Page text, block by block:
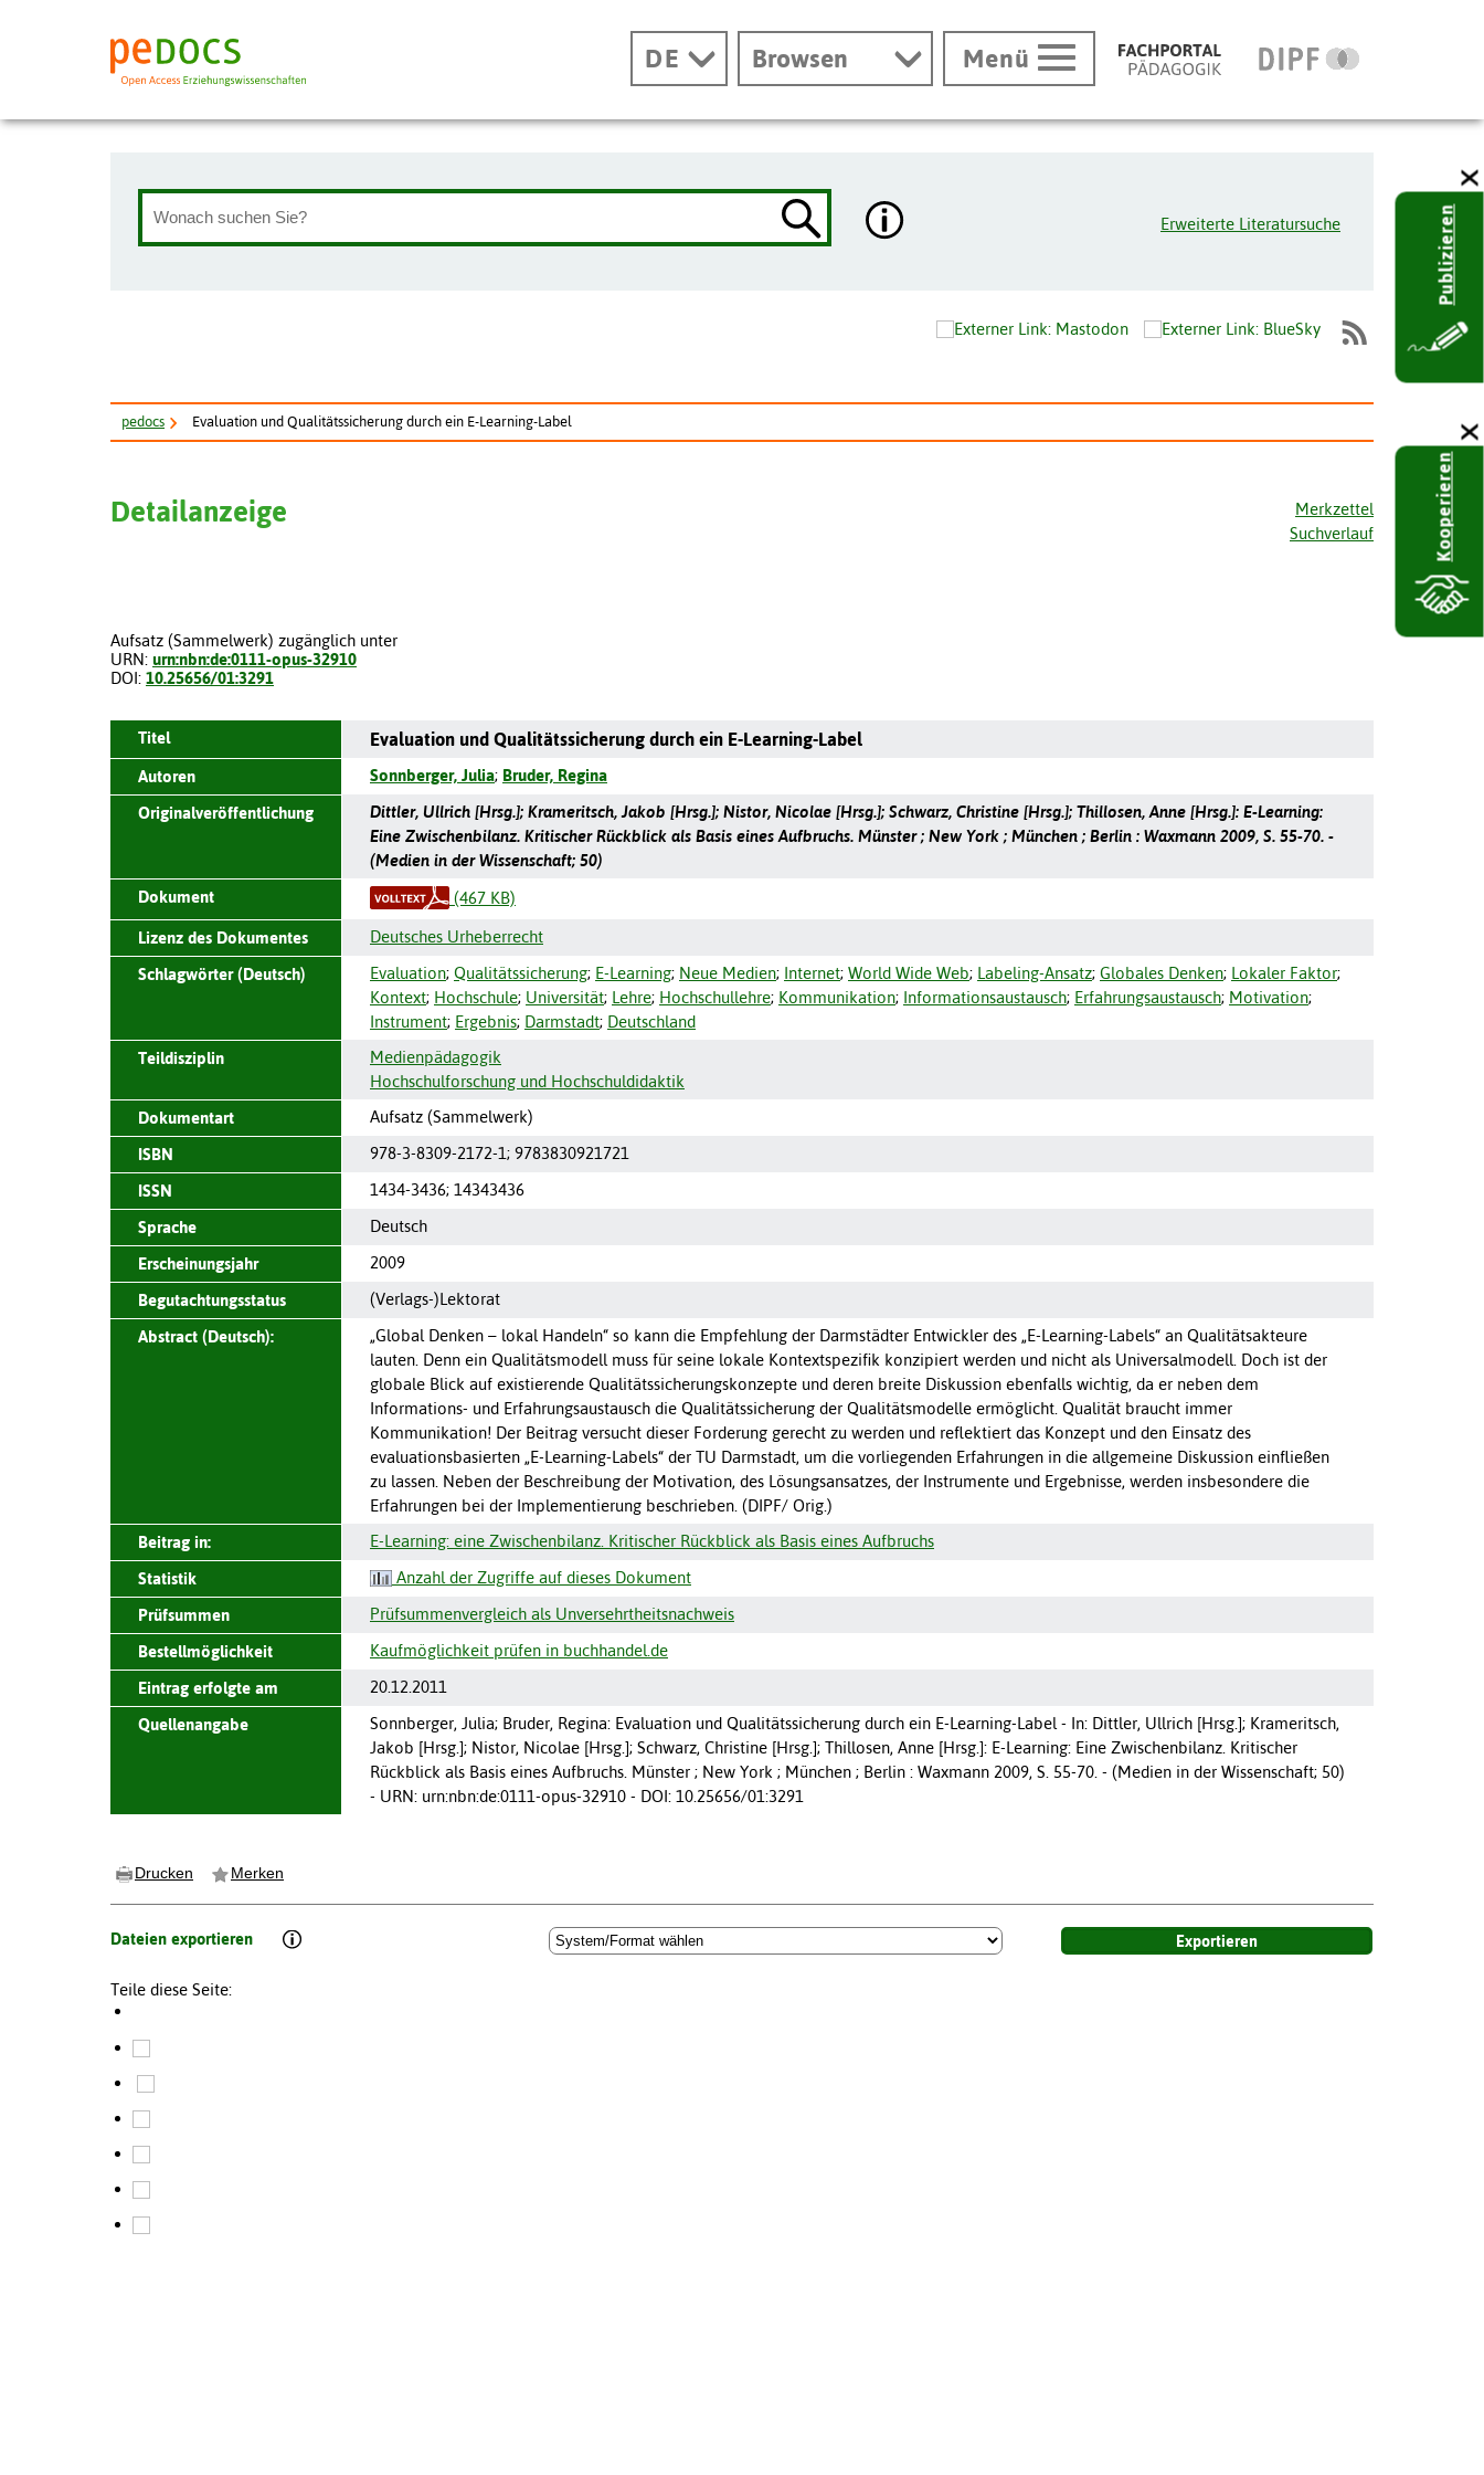
DE Browsen Menü
Erweiterte Literatursuche
pedocs Evaluation und Qualitätssicherung durch ein E-Learning-Label
Merkzettel
Suchverlauf
Detailanzeige
Aufsatz (Sammelwerk) zugänglich unter
URN: urn:nbn:de:0111-opus-32910
DOI: 10.25656/01:3291
Titel Evaluation und Qualitätssicherung durch ein E-Learning-Label
Autoren Sonnberger, Julia; Bruder, Regina
Originalveröffentlichung
Dittler, Ullrich [Hrsg.]; Krameritsch, Jakob [Hrsg.]; Nistor, Nicolae [Hrsg.]; Schwarz, Christine [Hrsg.]; Thillosen, Anne [Hrsg.]: E-Learning:
Eine Zwischenbilanz. Kritischer Rückblick als Basis eines Aufbruchs. Münster ; New York ; München ; Berlin : Waxmann 2009, S. 55-70. -
(Medien in der Wissenschaft; 50)
Dokument
(467 KB)
Lizenz des Dokumentes
Deutsches Urheberrecht
Schlagwörter (Deutsch)
Evaluation; Qualitätssicherung; E-Learning; Neue Medien; Internet; World Wide Web; Labeling-Ansatz; Globales Denken; Lokaler Faktor;
Kontext; Hochschule; Universität; Lehre; Hochschullehre; Kommunikation; Informationsaustausch; Erfahrungsaustausch; Motivation;
Instrument; Ergebnis; Darmstadt; Deutschland
Teildisziplin
Medienpädagogik
Hochschulforschung und Hochschuldidaktik
Dokumentart
Aufsatz (Sammelwerk)
ISBN
978-3-8309-2172-1; 9783830921721
ISSN
1434-3436; 14343436
Sprache
Deutsch
Erscheinungsjahr
2009
Begutachtungsstatus
(Verlags-)Lektorat
Abstract (Deutsch):
„Global Denken – lokal Handeln“ so kann die Empfehlung der Darmstädter Entwickler des „E-Learning-Labels“ an Qualitätsakteure
lauten. Denn ein Qualitätsmodell muss für seine lokale Kontextspezifik konzipiert werden und nicht als Universalmodell. Doch ist der
globale Blick auf existierende Qualitätssicherungskonzepte und deren breite Diskussion ebenfalls wichtig, da er neben dem
Informations- und Erfahrungsaustausch die Qualitätssicherung der Qualitätsmodelle ermöglicht. Qualität braucht immer
Kommunikation! Der Beitrag versucht dieser Forderung gerecht zu werden und reflektiert das Konzept und den Einsatz des
evaluationsbasierten „E-Learning-Labels“ der TU Darmstadt, um die vorliegenden Erfahrungen in die allgemeine Diskussion einfließen
zu lassen. Neben der Beschreibung der Motivation, des Lösungsansatzes, der Instrumente und Ergebnisse, werden insbesondere die
Erfahrungen bei der Implementierung beschrieben. (DIPF/ Orig.)
Beitrag in:
E-Learning: eine Zwischenbilanz. Kritischer Rückblick als Basis eines Aufbruchs
Statistik
Anzahl der Zugriffe auf dieses Dokument
Prüfsummen
Prüfsummenvergleich als Unversehrtheitsnachweis
Bestellmöglichkeit
Kaufmöglichkeit prüfen in buchhandel.de
Eintrag erfolgte am
20.12.2011
Quellenangabe
Sonnberger, Julia; Bruder, Regina: Evaluation und Qualitätssicherung durch ein E-Learning-Label - In: Dittler, Ullrich [Hrsg.]; Krameritsch,
Jakob [Hrsg.]; Nistor, Nicolae [Hrsg.]; Schwarz, Christine [Hrsg.]; Thillosen, Anne [Hrsg.]: E-Learning: Eine Zwischenbilanz. Kritischer
Rückblick als Basis eines Aufbruchs. Münster ; New York ; München ; Berlin : Waxmann 2009, S. 55-70. - (Medien in der Wissenschaft; 50)
- URN: urn:nbn:de:0111-opus-32910 - DOI: 10.25656/01:3291
Drucken Merken
Dateien exportieren
Teile diese Seite:
Publizieren
Kooperieren